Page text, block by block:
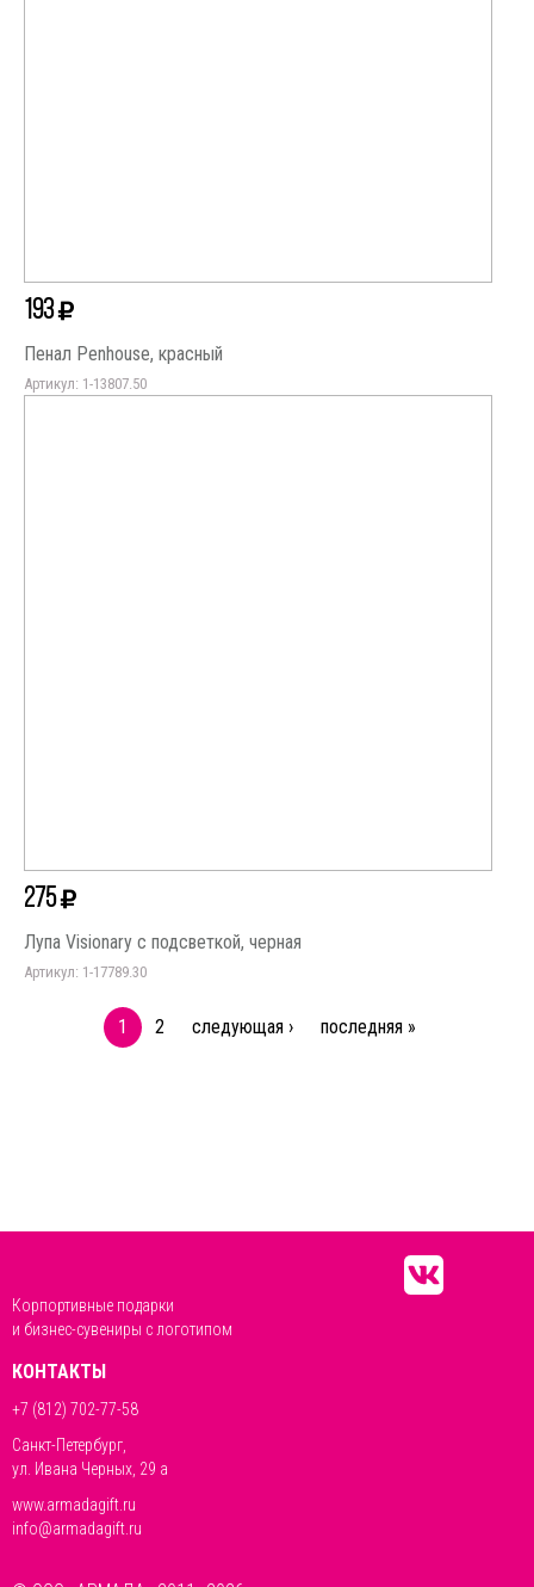
193
Пенал Penhouse, красный
Артикул: 1-13807.50
275
Лупа Visionary с подсветкой, черная
Артикул: 1-17789.30
1 2 следующая › последняя »
Корпортивные подарки
и бизнес-сувениры с логотипом
КОНТАКТЫ
+7 (812) 702-77-58
Санкт-Петербург,
ул. Ивана Черных, 29 а
www.armadagift.ru
info@armadagift.ru